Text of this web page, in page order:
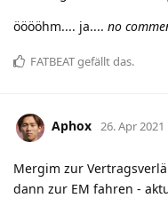
ööööhm.... ja.... no
FATBEATgefällt das.
Aphox 26. Apr 2021
Mergim zur
dann zur EM fahren -